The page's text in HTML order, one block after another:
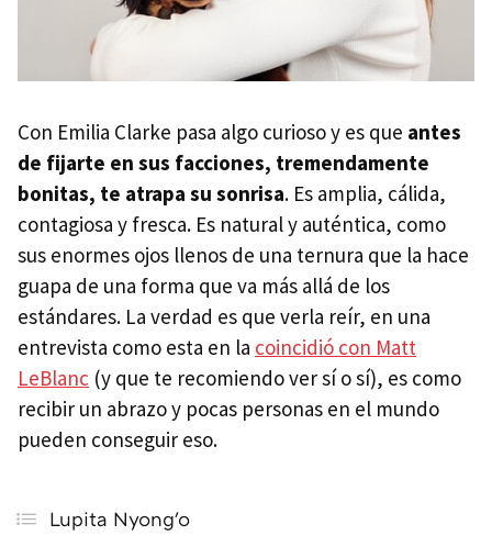
Con Emilia Clarke pasa algo curioso y es que antes
de fijarte en sus facciones, tremendamente
bonitas, te atrapa su sonrisa. Es amplia, cálida,
contagiosa y fresca. Es natural y auténtica, como
sus enormes ojos llenos de una ternura que la hace
guapa de una forma que va más allá de los
estándares. La verdad es que verla reír, en una
entrevista como esta en la coincidió con Matt
LeBlanc (y que te recomiendo ver sí o sí), es como
recibir un abrazo y pocas personas en el mundo
pueden conseguir eso.
Lupita Nyong'o